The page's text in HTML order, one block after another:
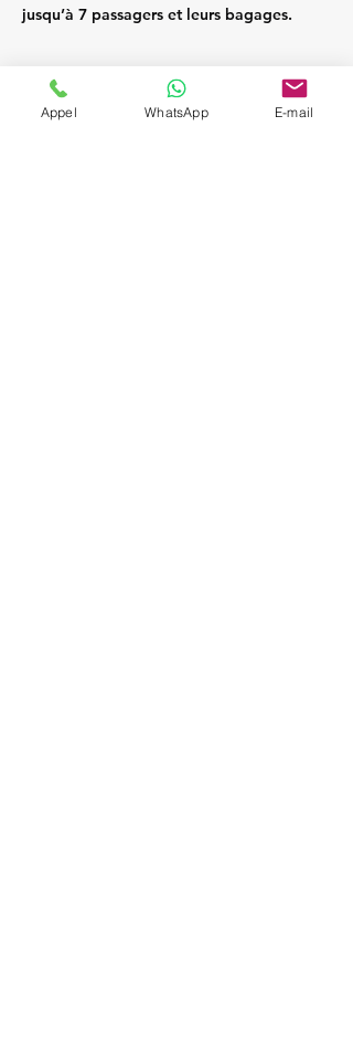
jusqu’à 7 passagers et leurs bagages.
Appel WhatsApp E-mail